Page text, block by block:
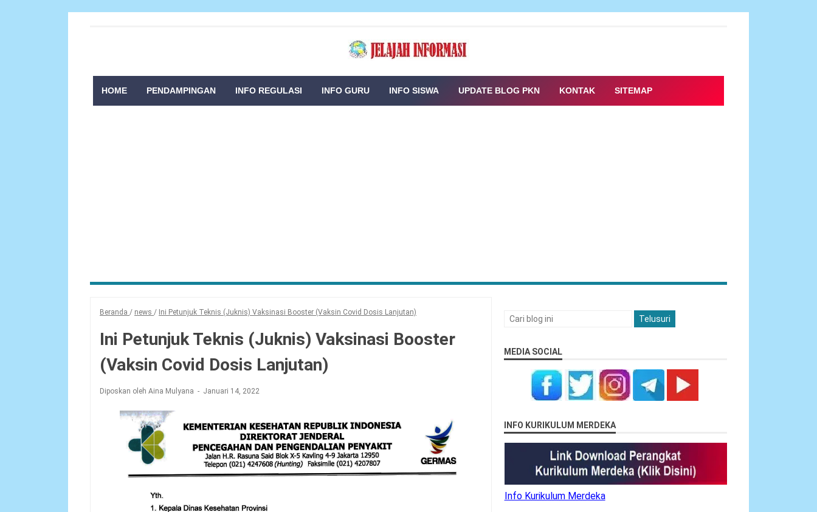
HOME PENDAMPINGAN INFO REGULASI INFO GURU INFO SISWA UPDATE BLOG PKN KONTAK SITEMAP
Beranda / news / Ini Petunjuk Teknis (Juknis) Vaksinasi Booster (Vaksin Covid Dosis Lanjutan)
Ini Petunjuk Teknis (Juknis) Vaksinasi Booster
(Vaksin Covid Dosis Lanjutan)
Diposkan oleh Aina Mulyana Januari 14, 2022
MEDIA SOCIAL
INFO KURIKULUM MERDEKA
Info Kurikulum Merdeka